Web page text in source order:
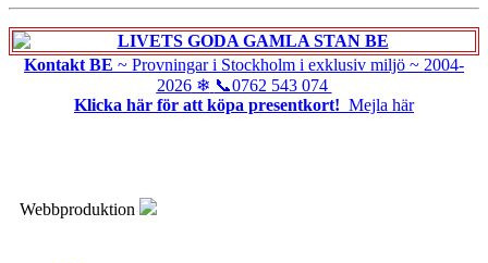
Kontakt BE ~ Provningar i Stockholm i exklusiv miljö ~ 2004-
2026❄ 📞0762 543 074
Klicka här för att köpa presentkort! Mejla här
Webbproduktion